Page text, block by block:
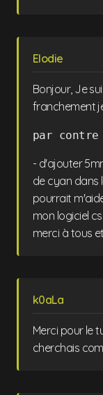
Elodie
Bonjour, Je
franchement
par
- d'ajouter
de cyan dans
pourrait
mon logiciel
merci à tous
k0aLa
Merci pour le
cherchais